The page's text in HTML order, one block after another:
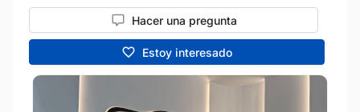
Hacer una pregunta
Estoy interesado